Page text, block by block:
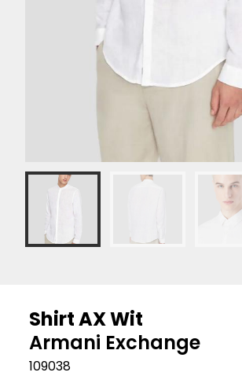
Shirt AX Wit
Armani Exchange
109038